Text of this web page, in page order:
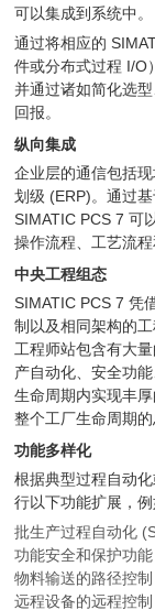
可以集成到系统中。
通过将相应的
件或分布式过程 I/O
并通过诸如简化选
回报。
纵向集成
企业层的通信包括
划级 (ERP)。通过
SIMATIC PCS 7 可
操作流程、工艺流
中央工程组态
SIMATIC PCS 7 凭
制以及相同架构的
工程师站包含有大
产自动化、安全功
生命周期内实现丰
整个工厂生命周期
功能多样化
根据典型过程自动
行以下功能扩展，例
批生产过程自动化
功能安全和保护功
物料输送的路径控
远程设备的远程控